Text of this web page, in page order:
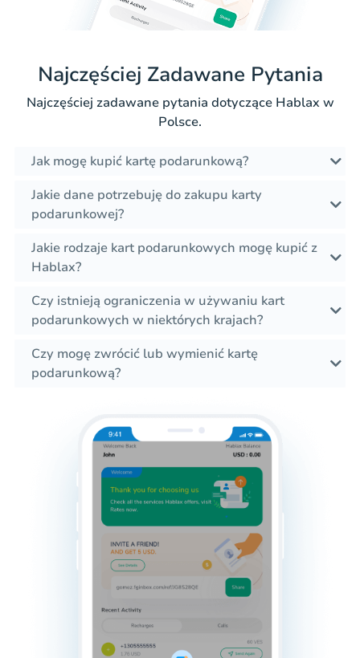
Najczęściej Zadawane Pytania
Najczęściej zadawane pytania dotyczące Hablax w
Polsce.
Jak mogę kupić kartę podarunkową?
Jakie dane potrzebuję do zakupu karty
podarunkowej?
Jakie rodzaje kart podarunkowych mogę kupić z
Hablax?
Czy istnieją ograniczenia w używaniu kart
podarunkowych w niektórych krajach?
Czy mogę zwrócić lub wymienić kartę
podarunkową?